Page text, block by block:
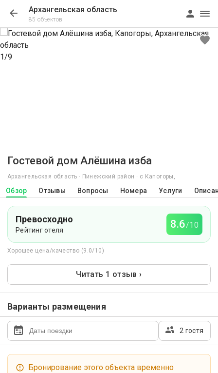
Архангельская область
85 объектов
1/9
Гостевой дом Алёшина изба
Архангельская область · Пинежский район · с Капогоры,
Обзор Отзывы Вопросы Номера Услуги
Превосходно
Рейтинг отеля 8.6/10
Хорошее цена/качество (9.0/10)
Читать 1 отзыв ›
Варианты размещения
2 гостя
Бронирование этого объекта временно